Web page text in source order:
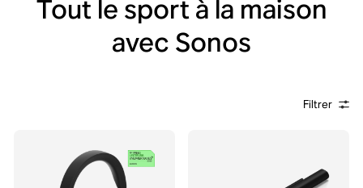
Tout le sport à la maison
avec Sonos
Filtrer